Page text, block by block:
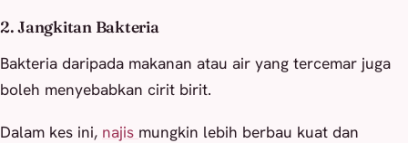
2. Jangkitan Bakteria
Bakteria daripada makanan atau air yang tercemar juga
boleh menyebabkan cirit birit.
Dalam kes ini, najis mungkin lebih berbau kuat dan